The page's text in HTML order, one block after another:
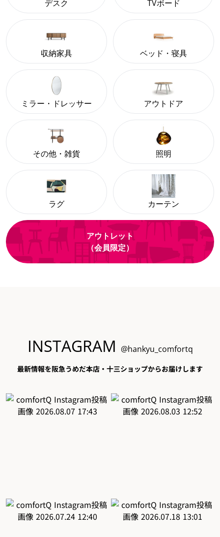
デスク TVボード
収納家具 ベッド・寝具
ミラー・ドレッサー アウトドア
その他・雑貨 照明
ラグ カーテン
アウトレット
（会員限定）
INSTAGRAM @hankyu_comfortq
最新情報を阪急うめだ本店・十三ショップからお届けします